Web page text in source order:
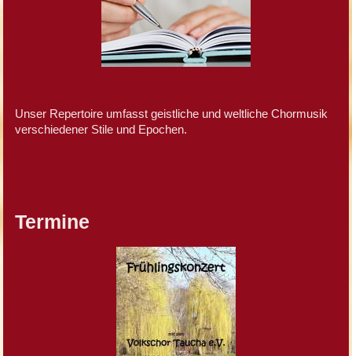
Unser Repertoire umfasst geistliche und weltliche Chormusik
verschiedener Stile und Epochen.
Termine